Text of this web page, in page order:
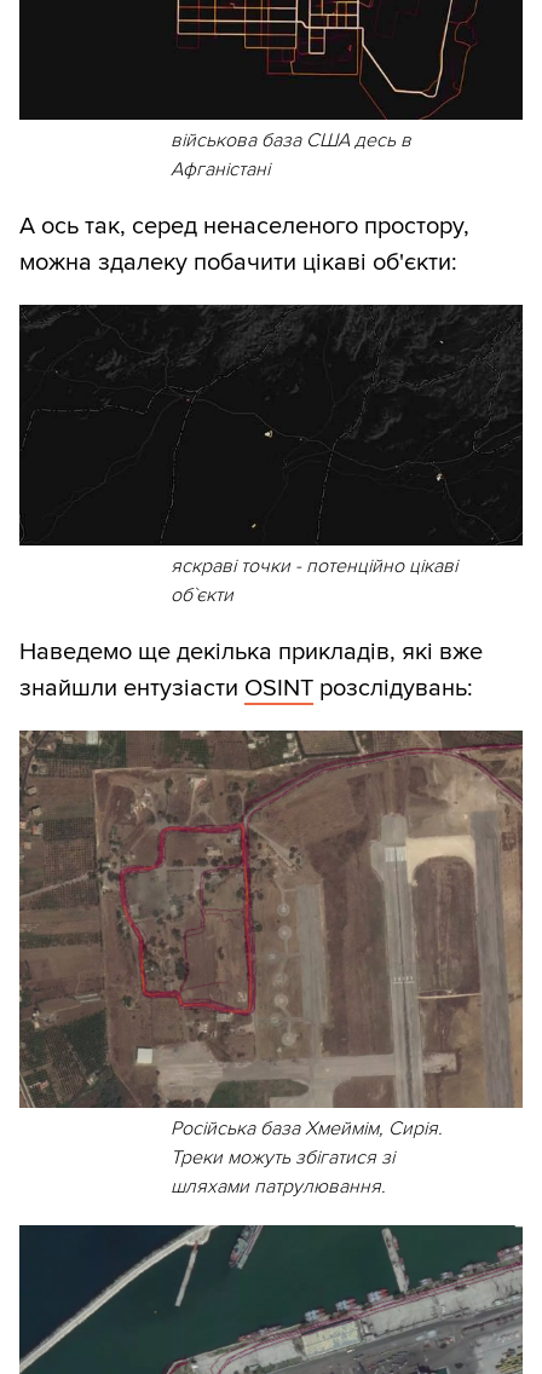
військова база США десь в
Афганістані
А ось так, серед ненаселеного простору,
можна здалеку побачити цікаві об'єкти:
яскраві точки - потенційно цікаві
об`єкти
Наведемо ще декілька прикладів, які вже
знайшли ентузіасти OSINT розслідувань:
Російська база Хмеймім, Сирія.
Треки можуть збігатися зі
шляхами патрулювання.